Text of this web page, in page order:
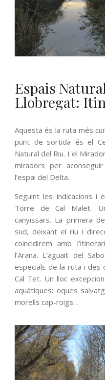
Espais
Llobregat:
Aquesta és la ruta més
punt de sortida és el
Natural del Riu. I el
miradors per
l’espai del Delta.
Seguint les indicacions i
Torre de Cal Malet.
canyissars. La primera
sud, deixant el riu i
coincidirem amb
l’Arana. L’aguait del
especials de la ruta i des
Cal Tet. Un lloc
aquàtiques: oques
morells cap-roigs…